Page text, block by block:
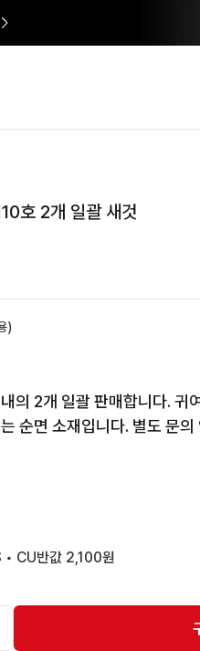
호 2개 일괄 새것
)
의 2개 일괄 판매합니다. 귀
순면 소재입니다. 별도 문
• CU반값 2,100원